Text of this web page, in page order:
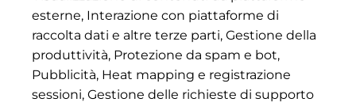
esterne, Interazione con piattaforme di
raccolta dati e altre terze parti, Gestione della
produttività, Protezione da spam e bot,
Pubblicità, Heat mapping e registrazione
sessioni, Gestione delle richieste di supporto